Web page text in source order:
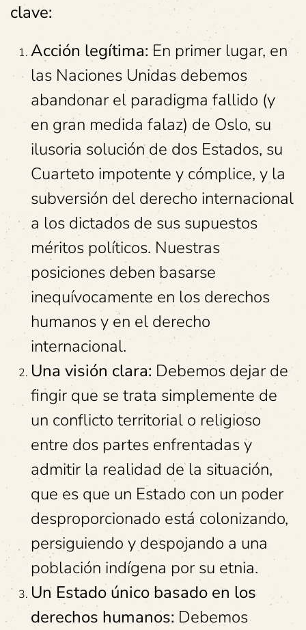
clave:
Acción legítima: En primer lugar, en
las Naciones Unidas debemos
abandonar el paradigma fallido (y
en gran medida falaz) de Oslo, su
ilusoria solución de dos Estados, su
Cuarteto impotente y cómplice, y la
subversión del derecho internacional
a los dictados de sus supuestos
méritos políticos. Nuestras
posiciones deben basarse
inequívocamente en los derechos
humanos y en el derecho
internacional.
Una visión clara: Debemos dejar de
fingir que se trata simplemente de
un conflicto territorial o religioso
entre dos partes enfrentadas y
admitir la realidad de la situación,
que es que un Estado con un poder
desproporcionado está colonizando,
persiguiendo y despojando a una
población indígena por su etnia.
Un Estado único basado en los
derechos humanos: Debemos